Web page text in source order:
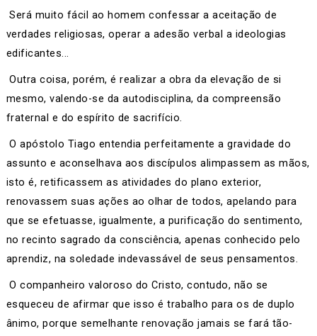
Será muito fácil ao homem confessar a aceitação de
verdades religiosas, operar a adesão verbal a ideologias
edificantes...
Outra coisa, porém, é realizar a obra da elevação de si
mesmo, valendo-se da autodisciplina, da compreensão
fraternal e do espírito de sacrifício.
O apóstolo Tiago entendia perfeitamente a gravidade do
assunto e aconselhava aos discípulos alimpassem as mãos,
isto é, retificassem as atividades do plano exterior,
renovassem suas ações ao olhar de todos, apelando para
que se efetuasse, igualmente, a purificação do sentimento,
no recinto sagrado da consciência, apenas conhecido pelo
aprendiz, na soledade indevassável de seus pensamentos.
O companheiro valoroso do Cristo, contudo, não se
esqueceu de afirmar que isso é trabalho para os de duplo
ânimo, porque semelhante renovação jamais se fará tão-